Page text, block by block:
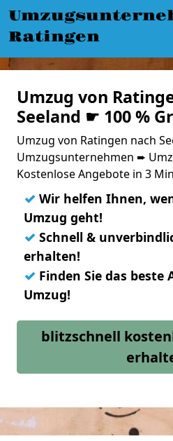
Ratingen
Umzug von
Seeland ☛ 100 %
Umzug von Ratingen nach
Umzugsunternehmen ➨
Kostenlose Angebote in 3
✓ Wir helfen Ihnen,
Umzug geht!
✓ Schnell &
erhalten!
✓ Finden Sie das
Umzug!
blitzschnell